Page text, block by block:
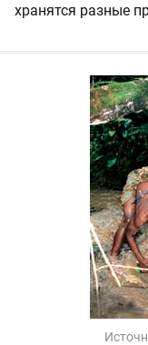
хранятся разные